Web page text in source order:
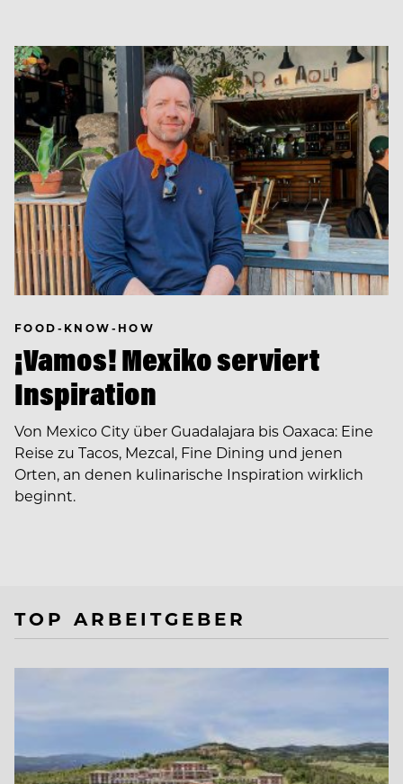
FOOD-KNOW-HOW
¡Vamos! Mexiko serviert
Inspiration
Von Mexico City über Guadalajara bis Oaxaca: Eine
Reise zu Tacos, Mezcal, Fine Dining und jenen
Orten, an denen kulinarische Inspiration wirklich
beginnt.
TOP ARBEITGEBER